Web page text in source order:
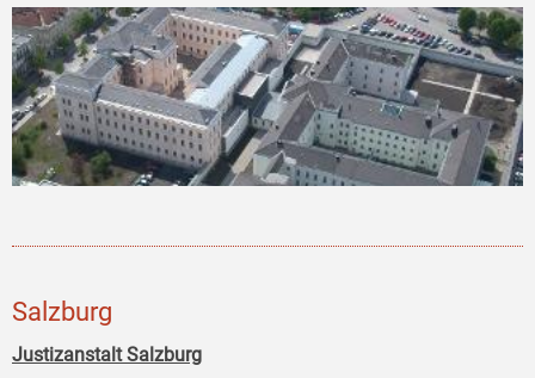
Salzburg
Justizanstalt Salzburg